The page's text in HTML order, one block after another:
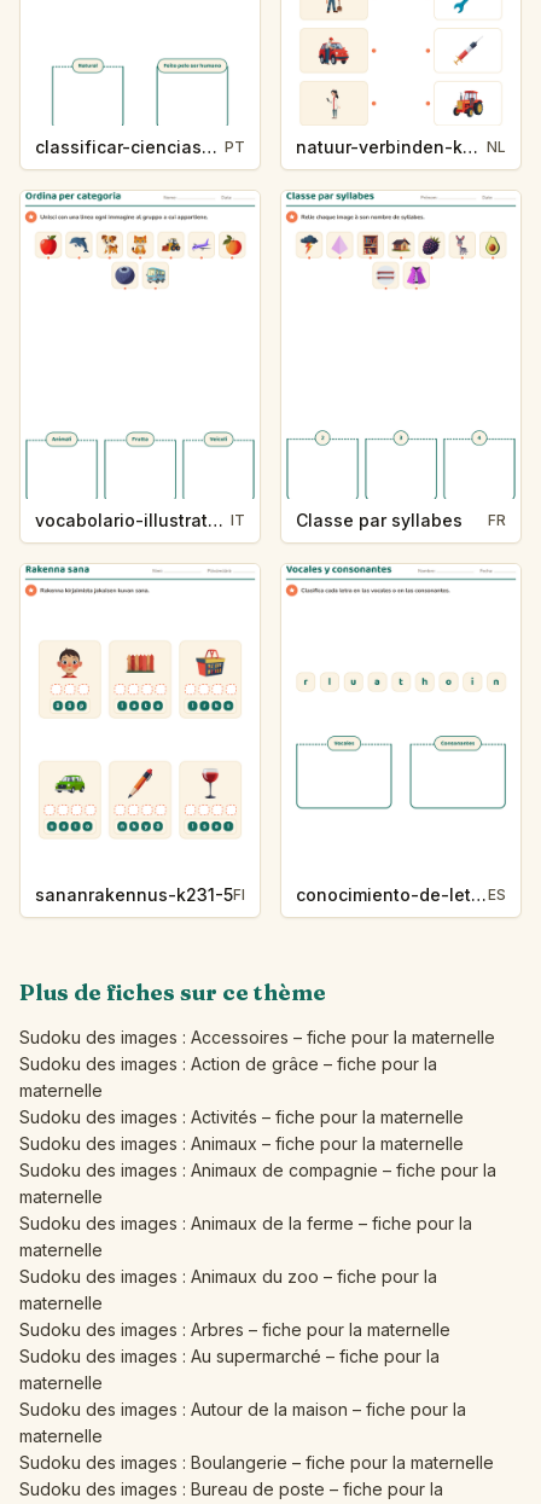
classificar-ciencias-k214-5 PT natuur-verbinden-k213-5 NL
vocabolario-illustrato-k235-5 IT Classe par syllabes FR
sananrakennus-k231-5FI conocimiento-de-letras-k230-5ES
Plus de fiches sur ce thème
Sudoku des images : Accessoires – fiche pour la maternelle
Sudoku des images : Action de grâce – fiche pour la
maternelle
Sudoku des images : Activités – fiche pour la maternelle
Sudoku des images : Animaux – fiche pour la maternelle
Sudoku des images : Animaux de compagnie – fiche pour la
maternelle
Sudoku des images : Animaux de la ferme – fiche pour la
maternelle
Sudoku des images : Animaux du zoo – fiche pour la
maternelle
Sudoku des images : Arbres – fiche pour la maternelle
Sudoku des images : Au supermarché – fiche pour la
maternelle
Sudoku des images : Autour de la maison – fiche pour la
maternelle
Sudoku des images : Boulangerie – fiche pour la maternelle
Sudoku des images : Bureau de poste – fiche pour la